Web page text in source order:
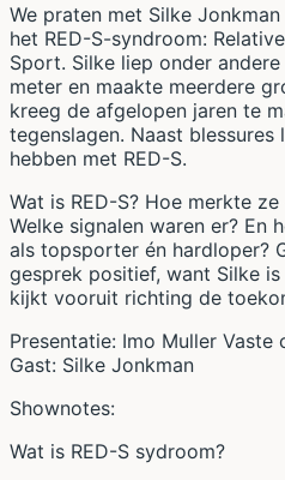
We praten met Silke
het RED-S-syndroom:
Sport. Silke liep onder
meter en maakte meerdere
kreeg de afgelopen jaren te
tegenslagen. Naast
hebben met RED-S.
Wat is RED-S? Hoe merkte
Welke signalen waren er? En
als topsporter én hardloper?
gesprek positief, want Silke
kijkt vooruit richting de
Presentatie: Imo Muller Vaste
Gast: Silke Jonkman
Shownotes:
Wat is RED-S sydroom?